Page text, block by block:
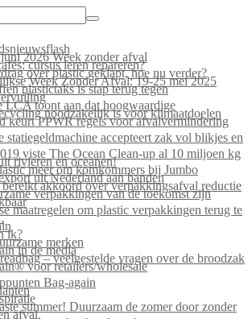
2026 Week zonder afval
cursus leren repareren?
over plastic geklapt, hoe nu verder?
Week Zonder Afval: 19-25 mei 2025
plastictaks is stap terug tegen
LCA toont aan dat hoogwaardige
noodzakelijk is voor klimaatdoelen
keurt PPWR regels voor afvalvermindering
statiegeldmachine accepteert zak vol blikjes en
viste The Ocean Clean-up al 10 miljoen kg
rivieren en oceanen!
meer om komkommers bij Jumbo
uit Nederland aan banden
akkoord over verpakkingsafval reductie
verpakkingen van de toekomst zijn
maatregelen om plastic verpakkingen terug te
ik?
merken
in de media
– veelgestelde vragen over de broodzak
voor retailers/wholesale
Bag-again
summer! Duurzaam de zomer door zonder
afval.